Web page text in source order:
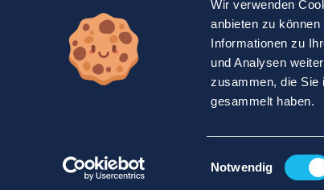
Wir verwenden
anbieten zu
Informationen zu
und Analysen
zusammen, die Sie
gesammelt haben.
Einwilligungsauswahl
Notwendig